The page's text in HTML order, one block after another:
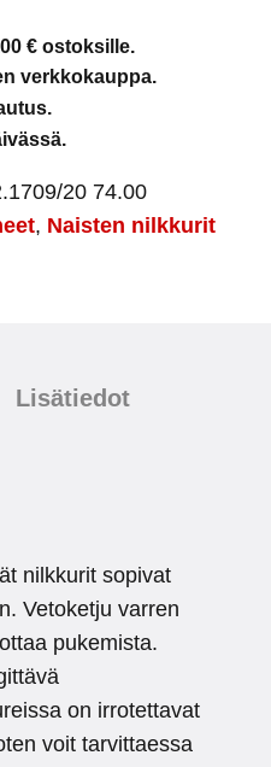
€ ostoksille.
verkkokauppa.
20 74.00
, Naisten nilkkurit
Lisätiedot
nilkkurit sopivat
Vetoketju varren
pukemista.
on irrotettavat
voit tarvittaessa